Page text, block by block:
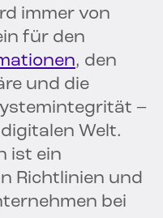
immer von
für den
, den
und die
–
Welt.
ist ein
Richtlinien und
bei